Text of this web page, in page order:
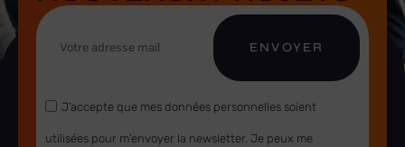
J’accepte que mes données personnelles soient
utilisées pour m’envoyer la newsletter. Je peux me
ENVOYER